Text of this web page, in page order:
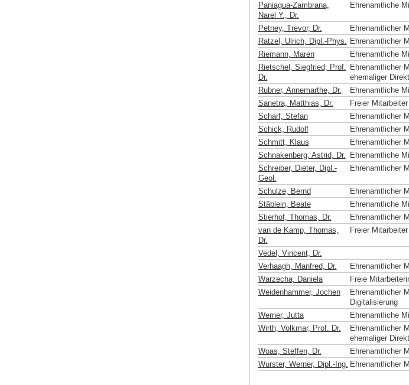
Paniagua-Zambrana,
Narel Y., Dr.
Ehrenamtliche
Petney, Trevor, Dr. Ehrenamtlicher
Ratzel, Ulrich, Dipl.-Phys. Ehrenamtlicher
Riemann, Maren
Ehrenamtliche
Rietschel, Siegfried, Prof.
Dr.
Ehrenamtlicher
ehemaliger
Rubner, Annemarthe, Dr. Ehrenamtliche
Sanetra, Matthias, Dr.
Freier Mitarbeiter
Scharf, Stefan
Ehrenamtlicher
Schick, Rudolf
Ehrenamtlicher
Schmitt, Klaus
Ehrenamtlicher
Schnakenberg, Astrid, Dr.
Ehrenamtliche
Schreiber, Dieter, Dipl.-
Geol.
Ehrenamtlicher
Schulze, Bernd
Ehrenamtlicher
Stäblein, Beate
Ehrenamtliche
Stierhof, Thomas, Dr.
Ehrenamtlicher
van de Kamp, Thomas,
Dr.
Freier Mitarbeiter
Vedel, Vincent, Dr.
Verhaagh, Manfred, Dr.
Ehrenamtlicher
Warzecha, Daniela
Freie
Weidenhammer, Jochen
Ehrenamtlicher
Digitalisierung
Werner, Jutta
Ehrenamtliche
Wirth, Volkmar, Prof. Dr.
Ehrenamtlicher
ehemaliger
Woas, Steffen, Dr.
Ehrenamtlicher
Wurster, Werner, Dipl.-Ing. Ehrenamtlicher